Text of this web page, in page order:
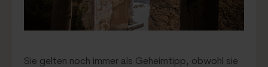
Sie gelten noch immer als Geheimtipp, obwohl sie